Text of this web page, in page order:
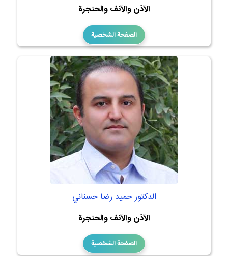
الأذن والأنف والحنجرة
الصفحة الشخصية
الدكتور حميد رضا حسناني
الأذن والأنف والحنجرة
الصفحة الشخصية